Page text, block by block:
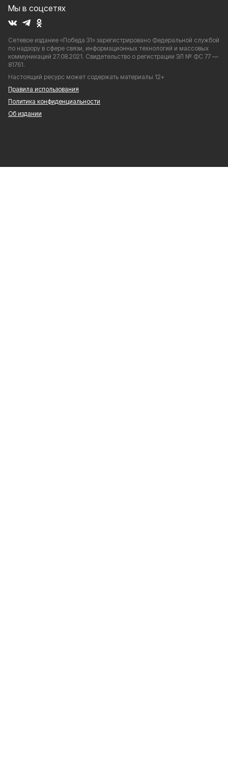
Мы в соцсетях
Сетевое издание «Победа 31» зарегистрировано Федеральной службой
по надзору в сфере связи, информационных технологий и массовых
коммуникаций 27.08.2021. Свидетельство о регистрации ЭЛ № ФС 77 —
81761.
Настоящий ресурс может содержать материалы 12+
Правила использования
Политика конфиденциальности
Об издании